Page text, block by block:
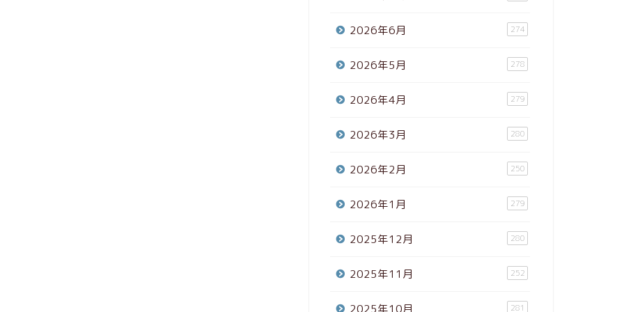
2026年6月 274
2026年5月 278
2026年4月 279
2026年3月 280
2026年2月 250
2026年1月 279
2025年12月 280
2025年11月 252
2025年10月 281